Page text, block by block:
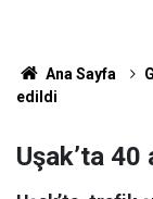
Ana Sayfa
edildi
Uşak’ta